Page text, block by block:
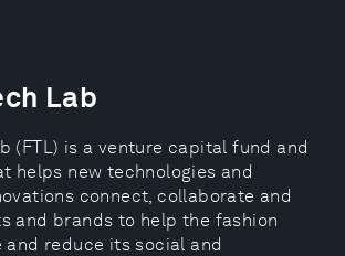
Lab
(FTL) is a venture capital fund and
helps new technologies and
connect, collaborate and
and brands to help the fashion
and reduce its social and